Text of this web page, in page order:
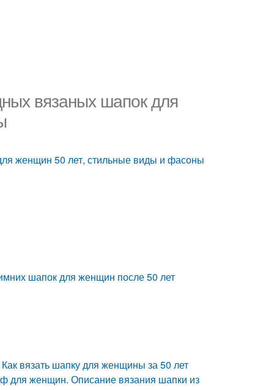
вязаных шапок для
женщин 50 лет, стильные виды и фасоны
шапок для женщин после 50 лет
вязать шапку для женщины за 50 лет
для женщин. Описание вязания шапки из